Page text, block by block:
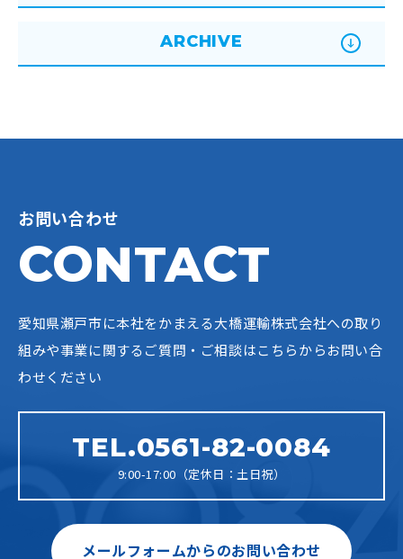
ARCHIVE
お問い合わせ
CONTACT
愛知県瀬戸市に本社をかまえる大橋運輸株式会社への取り
組みや事業に関するご質問・ご相談はこちらからお問い合
わせください
TEL.0561-82-0084
9:00-17:00（定休日：土日祝）
メールフォームからのお問い合わせ